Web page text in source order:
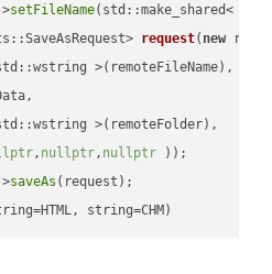
setFileName(std::make_shared<
request( new
>(remoteFileName),
>(remoteFolder),
, nullptr, nullptr ))
saveAs (request);
string=CHM)